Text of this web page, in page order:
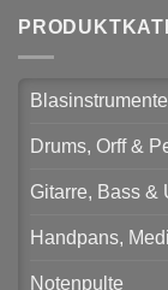
Blasinstrumente
Drums, Orff &
Gitarre, Bass &
Handpans,
Notenpulte